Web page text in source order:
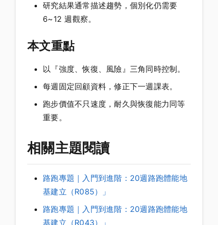
研究結果通常描述趨勢，個別化仍需要
6~12 週觀察。
本文重點
以『強度、恢復、風險』三角同時控制。
每週固定回顧資料，修正下一週課表。
跑步價值不只速度，耐久與恢復能力同等
重要。
相關主題閱讀
路跑專題｜入門到進階：20週路跑體能地
基建立（R085）」
路跑專題｜入門到進階：20週路跑體能地
基建立（R043）」